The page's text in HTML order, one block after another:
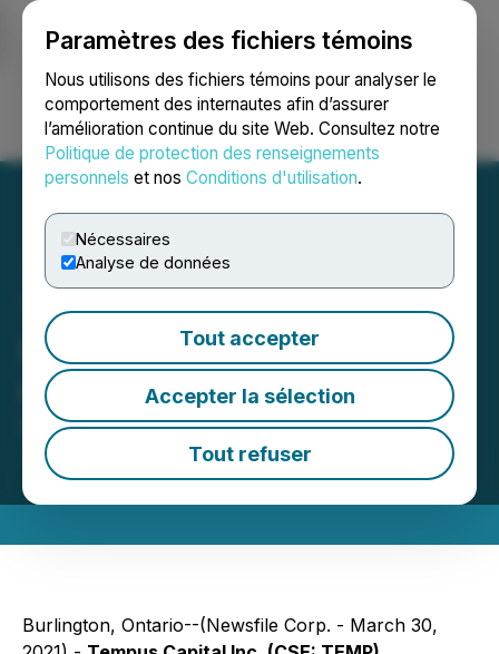
Paramètres des fichiers témoins
Nous utilisons des fichiers témoins pour analyser le
comportement des internautes afin d’assurer
l’amélioration continue du site Web. Consultez notre
Politique de protection des renseignements
personnels et nos Conditions d'utilisation.
Nécessaires
Analyse de données
Tout accepter
Accepter la sélection
Tout refuser
Ouvrir une session Recherche English
Tempus Capital Completes
Purchases on New
Commercial Property
March 30, 2021 6:50 PM EDT | Source:Tempus
Capital Inc.
Burlington, Ontario--(Newsfile Corp. - March 30,